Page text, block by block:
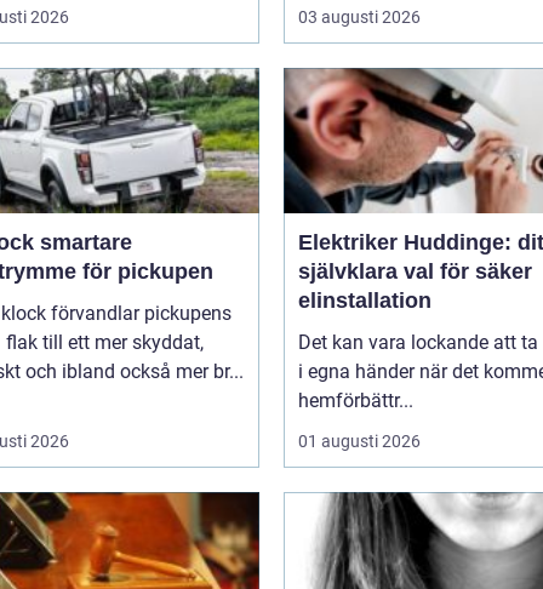
2026 03 augusti 2026
för pickupen
förvandlar pickupens
flak till ett mer skyddat,
och ibland också mer br...
2026
Elektriker Huddinge:
självklara val för säker
elinstallation
Det kan vara lockande att ta
i egna händer när det
hemförbättr...
01 augusti 2026